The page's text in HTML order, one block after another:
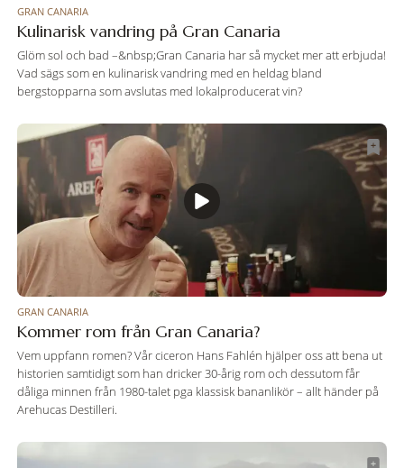
GRAN CANARIA
Kulinarisk vandring på Gran Canaria
Glöm sol och bad –&nbsp;Gran Canaria har så mycket mer att erbjuda!
Vad sägs som en kulinarisk vandring med en heldag bland
bergstopparna som avslutas med lokalproducerat vin?
GRAN CANARIA
Kommer rom från Gran Canaria?
Vem uppfann romen? Vår ciceron Hans Fahlén hjälper oss att bena ut
historien samtidigt som han dricker 30-årig rom och dessutom får
dåliga minnen från 1980-talet pga klassisk bananlikör – allt händer på
Arehucas Destilleri.